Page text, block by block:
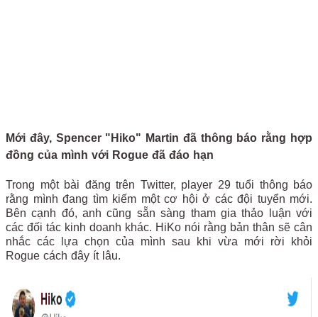
Mới đây, Spencer "Hiko" Martin đã thông báo rằng hợp
đồng của mình với Rogue đã đáo hạn
Trong một bài đăng trên Twitter, player 29 tuổi thông báo
rằng mình đang tìm kiếm một cơ hội ở các đội tuyển mới.
Bên cạnh đó, anh cũng sẵn sàng tham gia thảo luận với
các đối tác kinh doanh khác. HiKo nói rằng bản thân sẽ cân
nhắc các lựa chọn của mình sau khi vừa mới rời khỏi
Rogue cách đây ít lâu.